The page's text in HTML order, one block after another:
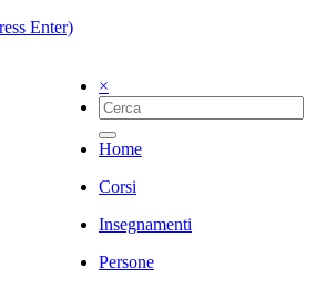
Enter)
×
Home
Corsi
Insegnamenti
Persone